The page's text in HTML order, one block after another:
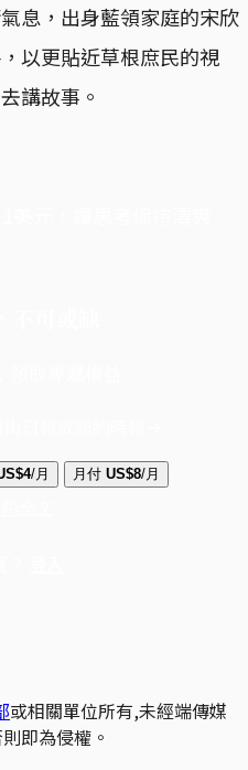
息，出身藍領家庭的宋欣
以更貼近草根庶民的視
講故事。
/月 月付 US$8/月
或相關單位所有,未經端傳媒
即為侵權。